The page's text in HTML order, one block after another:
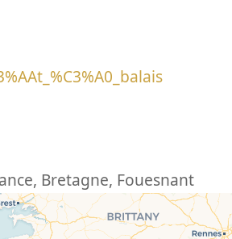
, Bretagne, Fouesnant